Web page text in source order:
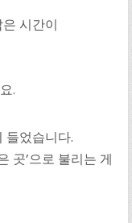
시간이
.
들었습니다.
곳’으로 불리는 게